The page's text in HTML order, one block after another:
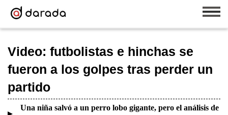
Video: futbolistas e hinchas se
fueron a los golpes tras perder un
partido
Una niña salvó a un perro lobo gigante, pero el análisis de